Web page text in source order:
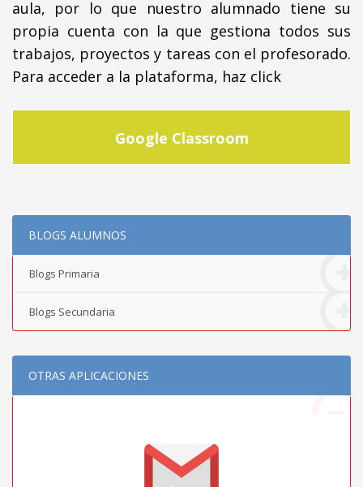
aula, por lo que nuestro alumnado tiene su
propia cuenta con la que gestiona todos sus
trabajos, proyectos y tareas con el profesorado.
Para acceder a la plataforma, haz click
Google Classroom
BLOGS ALUMNOS
Blogs Primaria
Blogs Secundaria
OTRAS APLICACIONES